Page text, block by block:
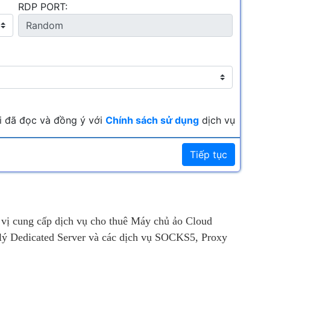
100 Mbps
100 Mbps Giá: 8.999.000 ₫ /tháng
RDP PORT:
đã đọc và đồng ý với Chính sách sử dụng dịch vụ
Tiếp tục
cung cấp dịch vụ cho thuê Máy chủ ảo Cloud
Dedicated Server và các dịch vụ SOCKS5, Proxy